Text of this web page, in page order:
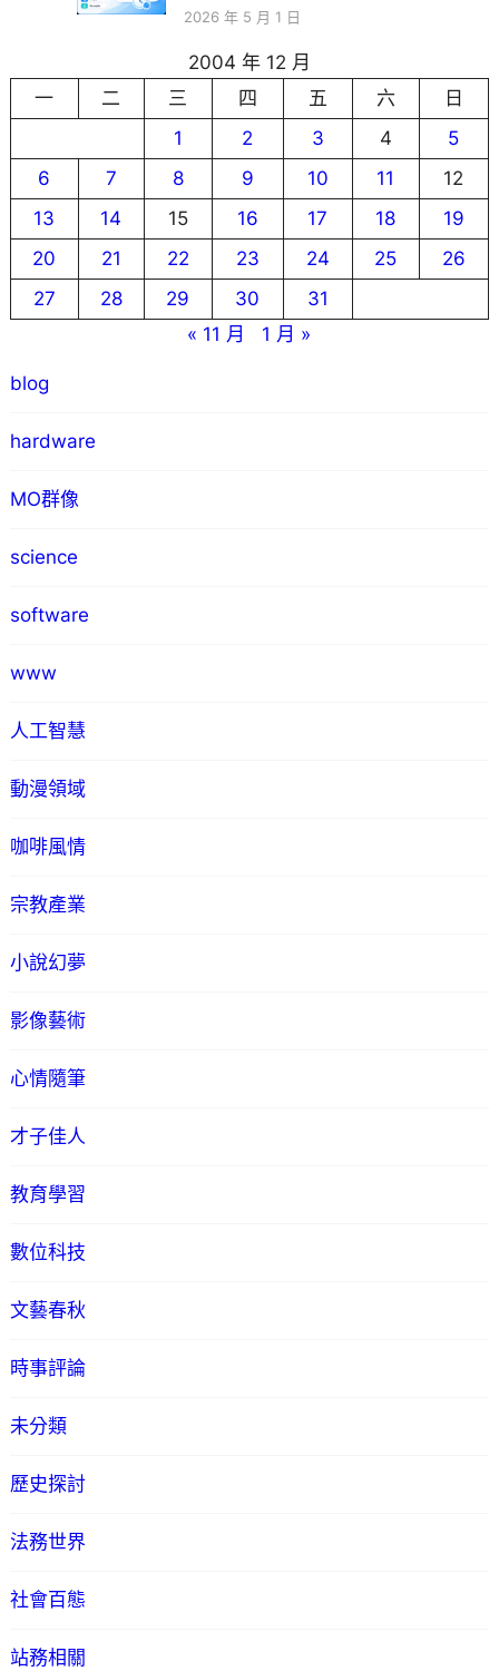
2026 年 5 月 1 日
2004 年 12 月
一
二 三 四 五 六
日
1
2 3 4
5
6
7 8 9 10 11
12
13
14 15 16 17 18
19
20
21 22 23 24 25
26
27
28 29 30
31
« 11 月
1 月 »
blog
hardware
MO群像
science
software
www
人工智慧
動漫領域
咖啡風情
宗教產業
小說幻夢
影像藝術
心情隨筆
才子佳人
教育學習
數位科技
文藝春秋
時事評論
未分類
歷史探討
法務世界
社會百態
站務相關